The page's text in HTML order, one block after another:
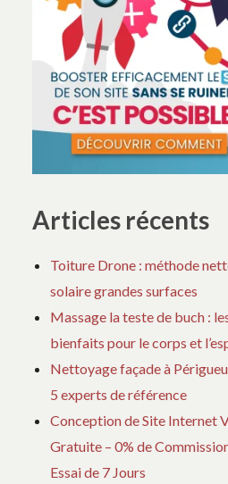
Articles récents
Toiture Drone : méthode
solaire grandes surfaces
Massage la teste de buch :
bienfaits pour le corps et
Nettoyage façade à
5 experts de référence
Conception de Site Internet
Gratuite – 0% de
Essai de 7 Jours